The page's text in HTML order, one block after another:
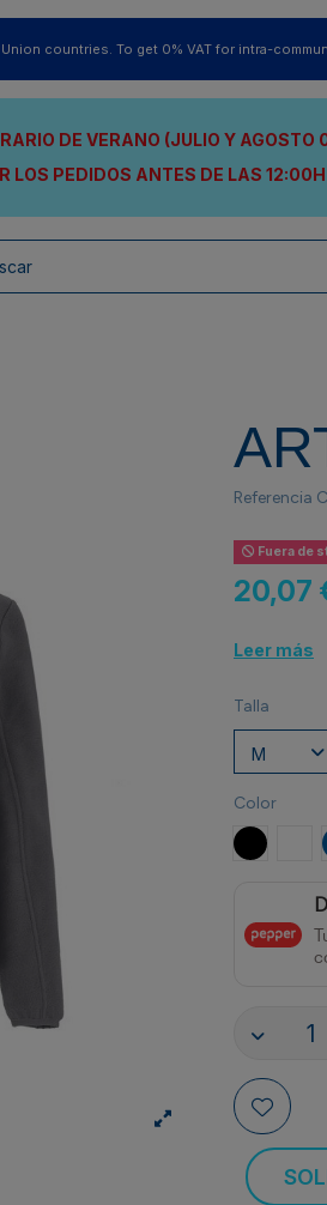
countries. To get 0% VAT for intra-
DE VERANO (JULIO Y
LOS PEDIDOS ANTES DE LAS 12:00H
Referencia
Fuera de
20,07
Leer más
Talla
Color
NEGRO